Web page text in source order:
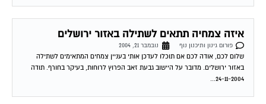
איזה צמחיה תתאים לשתילה באזור ירושלים
פורום גינון ותיכנון נוף
נובמבר 21, 2004
שלום לכם, אודה לכם אם תוכלו לעדכן אותי בעניין צמחים המתאימים לשתילה
באזור ירושלים. מדובר על היישוב גבעת זאב הפרוץ לרוחות, בעיקר בחורף. תודה
24-11-2004...